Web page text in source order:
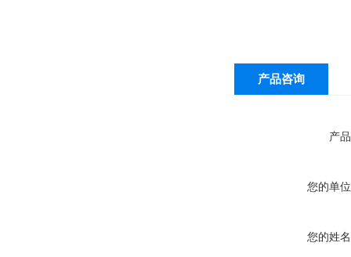
产品咨询
产
您的单
您的姓